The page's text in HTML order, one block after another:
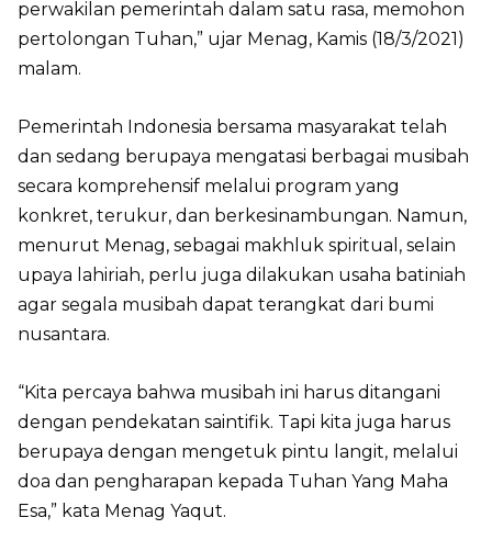
perwakilan pemerintah dalam satu rasa, memohon
pertolongan Tuhan,” ujar Menag, Kamis (18/3/2021)
malam.
Pemerintah Indonesia bersama masyarakat telah
dan sedang berupaya mengatasi berbagai musibah
secara komprehensif melalui program yang
konkret, terukur, dan berkesinambungan. Namun,
menurut Menag, sebagai makhluk spiritual, selain
upaya lahiriah, perlu juga dilakukan usaha batiniah
agar segala musibah dapat terangkat dari bumi
nusantara.
“Kita percaya bahwa musibah ini harus ditangani
dengan pendekatan saintifik. Tapi kita juga harus
berupaya dengan mengetuk pintu langit, melalui
doa dan pengharapan kepada Tuhan Yang Maha
Esa,” kata Menag Yaqut.